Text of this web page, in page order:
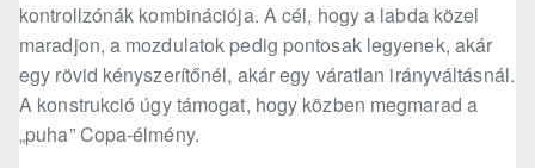
kontrollzónák kombinációja. A cél, hogy a labda közel
maradjon, a mozdulatok pedig pontosak legyenek, akár
egy rövid kényszerítőnél, akár egy váratlan irányváltásnál.
A konstrukció úgy támogat, hogy közben megmarad a
„puha” Copa-élmény.